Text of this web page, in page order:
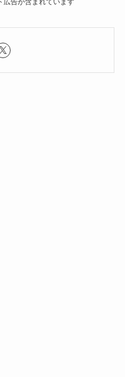
広告が含まれています